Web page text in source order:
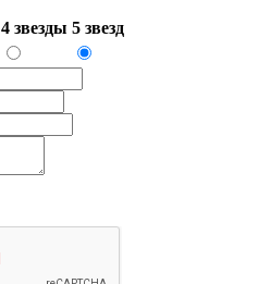
4 звезды 5 звезд